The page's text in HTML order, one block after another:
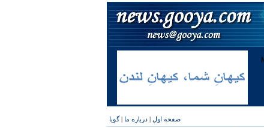
صفحه اول | درباره ما |گویا